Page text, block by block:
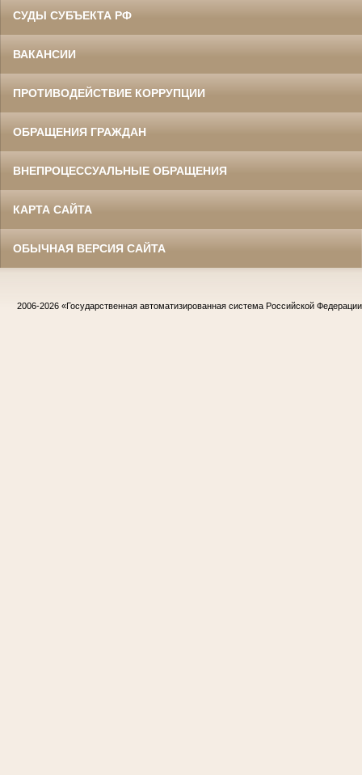
СУДЫ СУБЪЕКТА РФ
ВАКАНСИИ
ПРОТИВОДЕЙСТВИЕ КОРРУПЦИИ
ОБРАЩЕНИЯ ГРАЖДАН
ВНЕПРОЦЕССУАЛЬНЫЕ ОБРАЩЕНИЯ
КАРТА САЙТА
ОБЫЧНАЯ ВЕРСИЯ САЙТА
2006-2026 «Государственная автоматизированная система Российской